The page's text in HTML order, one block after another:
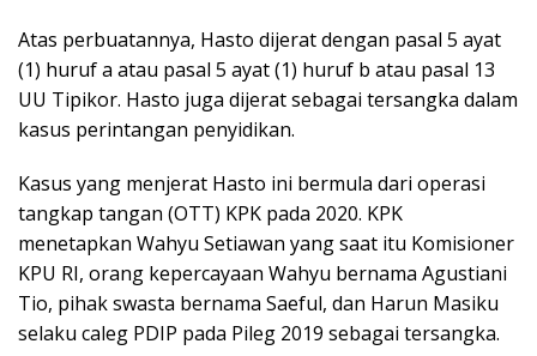
Atas perbuatannya, Hasto dijerat dengan pasal 5 ayat
(1) huruf a atau pasal 5 ayat (1) huruf b atau pasal 13
UU Tipikor. Hasto juga dijerat sebagai tersangka dalam
kasus perintangan penyidikan.
Kasus yang menjerat Hasto ini bermula dari operasi
tangkap tangan (OTT) KPK pada 2020. KPK
menetapkan Wahyu Setiawan yang saat itu Komisioner
KPU RI, orang kepercayaan Wahyu bernama Agustiani
Tio, pihak swasta bernama Saeful, dan Harun Masiku
selaku caleg PDIP pada Pileg 2019 sebagai tersangka.